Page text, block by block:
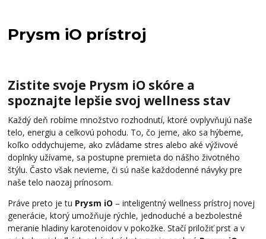
Prysm iO prístroj
Zistite svoje Prysm iO skóre a
spoznajte lepšie svoj wellness stav
Každý deň robíme množstvo rozhodnutí, ktoré ovplyvňujú naše
telo, energiu a celkovú pohodu. To, čo jeme, ako sa hýbeme,
koľko oddychujeme, ako zvládame stres alebo aké výživové
doplnky užívame, sa postupne premieta do nášho životného
štýlu. Často však nevieme, či sú naše každodenné návyky pre
naše telo naozaj prínosom.
Práve preto je tu Prysm iO – inteligentný wellness prístroj novej
generácie, ktorý umožňuje rýchle, jednoduché a bezbolestné
meranie hladiny karotenoidov v pokožke. Stačí priložiť prst a v